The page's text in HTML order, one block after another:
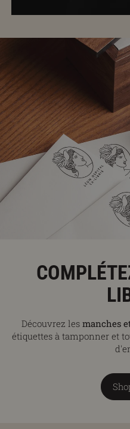
Découvrez les manches
étiquettes à tamponner et